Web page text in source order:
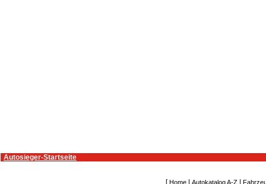
Autosieger-Startseite
Home Autokatalog A-Z